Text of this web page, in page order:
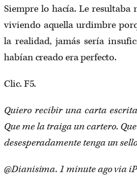
Siempre lo hacía. Le
viviendo aquella urdimbre
la realidad, jamás sería
habían creado era perfecto.
Clic.F5.
Quiero recibir una carta
Que me la traiga un cartero.
desesperadamente tenga un
@Dianisima. 1 minute ago via